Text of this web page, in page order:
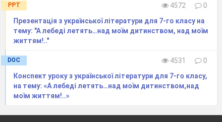
— З творчістю якого поета ознайомилися
сьогодні на уроці?
— Що нового дізналися?
Виразне читання вірша ст. 112 – 113.
VІІІ. Оцінювання учнів.
PPT 4572
0
Презентація з української літератури для 7-го класу на
тему: "А лебеді летять…над моїм дитинством, над моїм
життям!.."
DOC 4531
0
Конспект уроку з української літератури для 7-го класу,
на тему: «А лебеді летять…над моїм дитинством,над
моїм життям!..»